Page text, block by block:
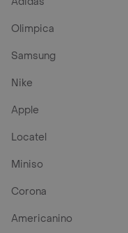
Olimpica
Samsung
Nike
Apple
Locatel
Miniso
Corona
Americanino